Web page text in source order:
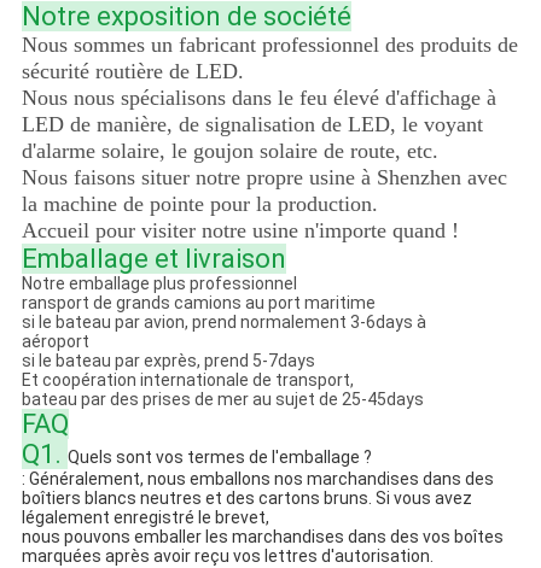
Notre exposition de société
Nous sommes un fabricant professionnel des produits de
sécurité routière de LED.
Nous nous spécialisons dans le feu élevé d'affichage à
LED de manière, de signalisation de LED, le voyant
d'alarme solaire, le goujon solaire de route, etc.
Nous faisons situer notre propre usine à Shenzhen avec
la machine de pointe pour la production.
Accueil pour visiter notre usine n'importe quand !
Emballage et livraison
Notre emballage plus professionnel
ransport de grands camions au port maritime
si le bateau par avion, prend normalement 3-6days à
aéroport
si le bateau par exprès, prend 5-7days
Et coopération internationale de transport,
bateau par des prises de mer au sujet de 25-45days
FAQ
Q1. Quels sont vos termes de l'emballage ?
: Généralement, nous emballons nos marchandises dans des
boîtiers blancs neutres et des cartons bruns. Si vous avez
légalement enregistré le brevet,
nous pouvons emballer les marchandises dans des vos boîtes
marquées après avoir reçu vos lettres d'autorisation.